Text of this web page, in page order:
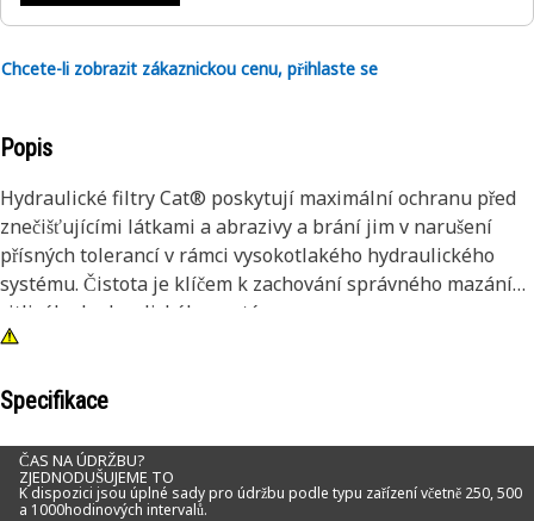
Chcete-li zobrazit zákaznickou cenu, přihlaste se
Popis
Hydraulické filtry Cat® poskytují maximální ochranu před
znečišťujícími látkami a abrazivy a brání jim v narušení
přísných tolerancí v rámci vysokotlakého hydraulického
systému. Čistota je klíčem k zachování správného mazání
citlivého hydraulického systému.
Specifikace
ČAS NA ÚDRŽBU?
ZJEDNODUŠUJEME TO
K dispozici jsou úplné sady pro údržbu podle typu zařízení včetně 250, 500
a 1000hodinových intervalů.